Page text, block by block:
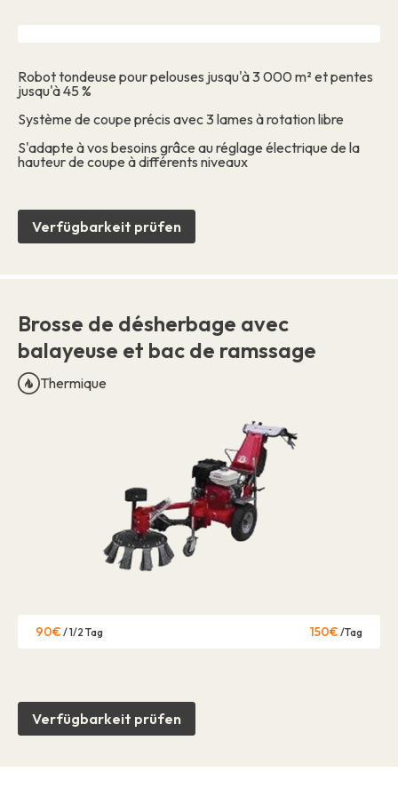
Robot tondeuse pour pelouses jusqu'à 3 000 m² et pentes
jusqu'à 45 %
Système de coupe précis avec 3 lames à rotation libre
S'adapte à vos besoins grâce au réglage électrique de la
hauteur de coupe à différents niveaux
Verfügbarkeit prüfen
Brosse de désherbage avec
balayeuse et bac de ramssage
Thermique
90€ / 1/2 Tag 150€ /Tag
Verfügbarkeit prüfen